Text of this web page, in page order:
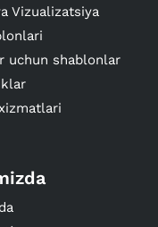
Vizualizatsiya
uchun shablonlar